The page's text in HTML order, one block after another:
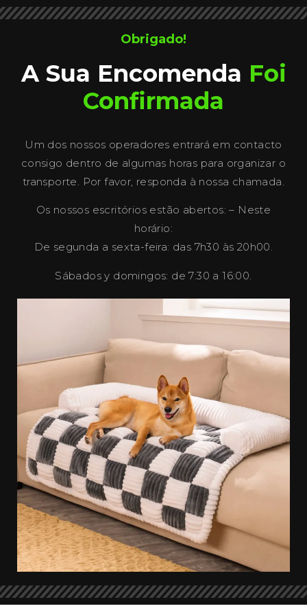
Obrigado!
A Sua Encomenda Foi
Confirmada
Um dos nossos operadores entrará em contacto
consigo dentro de algumas horas para organizar o
transporte. Por favor, responda à nossa chamada.
Os nossos escritórios estão abertos: – Neste
horário:
De segunda a sexta-feira: das 7h30 às 20h00.
Sábados y domingos: de 7:30 a 16:00.